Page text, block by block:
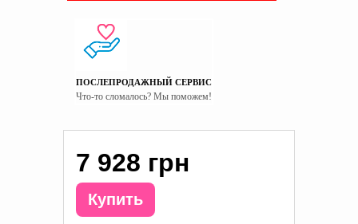
ПОСЛЕПРОДАЖНЫЙ СЕРВИС
Что-то сломалось? Мы поможем!
7 928 грн
Купить